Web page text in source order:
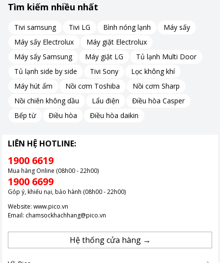
Tìm kiếm nhiều nhất
Tivi samsung Tivi LG Bình nóng lạnh
Máy sấy
Máy sấy Electrolux
Máy giặt Electrolux
Máy sấy Samsung
Máy giặt LG
Tủ lạnh Multi Door
Tủ lạnh side by side
Tivi Sony
Lọc không khí
Máy hút ẩm
Nồi cơm Toshiba
Nồi cơm Sharp
Nồi chiên không dầu
Lẩu điện
Điều hòa Casper
Bếp từ
Điều hòa Điều hòa daikin
LIÊN HỆ HOTLINE:
1900 6619
Mua hàng Online (08h00 - 22h00)
1900 6699
Góp ý, khiếu nại, bảo hành (08h00 - 22h00)
Website: www.pico.vn
Email: chamsockhachhang@pico.vn
Hệ thống cửa hàng →